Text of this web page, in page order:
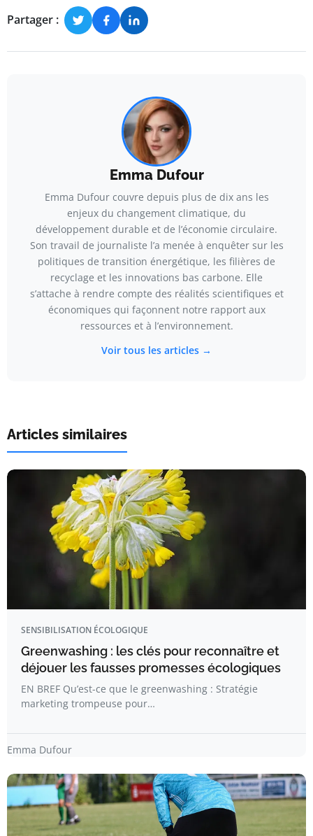
Partager :
Emma Dufour
Emma Dufour couvre depuis plus de dix ans les
enjeux du changement climatique, du
développement durable et de l’économie circulaire.
Son travail de journaliste l’a menée à enquêter sur les
politiques de transition énergétique, les filières de
recyclage et les innovations bas carbone. Elle
s’attache à rendre compte des réalités scientifiques et
économiques qui façonnent notre rapport aux
ressources et à l’environnement.
Voir tous les articles →
Articles similaires
SENSIBILISATION ÉCOLOGIQUE
Greenwashing : les clés pour reconnaître et
déjouer les fausses promesses écologiques
EN BREF Qu’est-ce que le greenwashing : Stratégie
marketing trompeuse pour…
Emma Dufour